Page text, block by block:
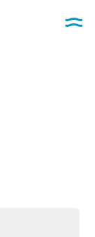
メニュー